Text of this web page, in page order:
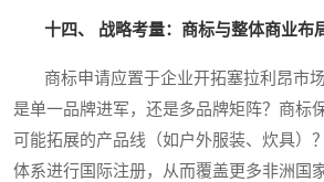
十四、 战略考量：商标与整体商业布
商标申请应置于企业开拓塞拉利昂市场
是单一品牌进军，还是多品牌矩阵？商标
可能拓展的产品线（如户外服装、炊具）
体系进行国际注册，从而覆盖更多非洲国